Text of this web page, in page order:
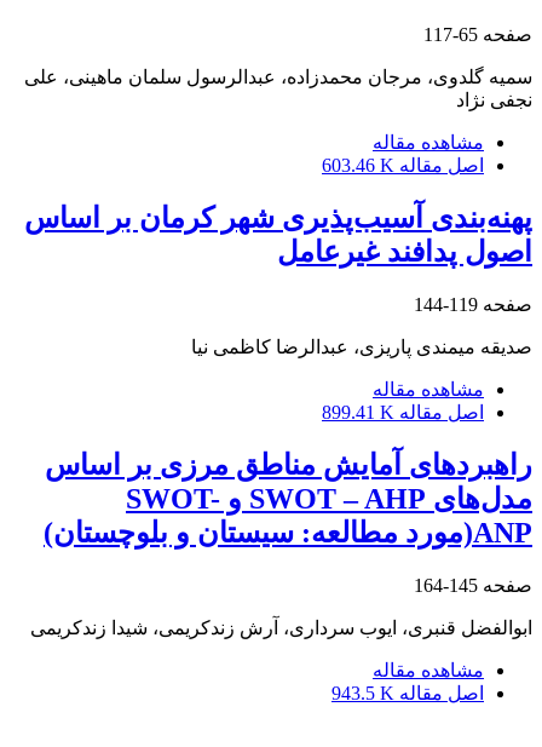
صفحه 65-117
سمیه گلدوی، مرجان محمدزاده، عبدالرسول سلمان ماهینی، علی
نجفی نژاد
مشاهده مقاله
اصل مقاله 603.46 K
پهنه‌بندی آسیب‌پذیری شهر کرمان بر اساس
اصول پدافند غیرعامل
صفحه 119-144
صدیقه میمندی پاریزی، عبدالرضا کاظمی نیا
مشاهده مقاله
اصل مقاله 899.41 K
راهبرد‌های آمایش مناطق مرزی بر اساس
مدل‌های SWOT – AHP و SWOT-
ANP(مورد مطالعه: سیستان و بلوچستان)
صفحه 145-164
ابوالفضل قنبری، ایوب سرداری، آرش زندکریمی، شیدا زندکریمی
مشاهده مقاله
اصل مقاله 943.5 K